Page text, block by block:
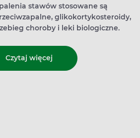
stawów stosowane są
glikokortykosteroidy,
choroby i leki biologiczne.
Czytaj więcej